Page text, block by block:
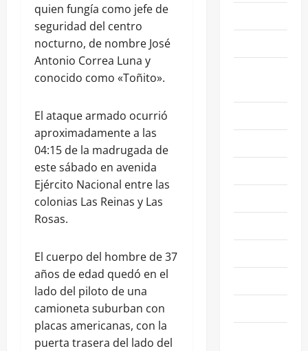
quien fungía como jefe de
seguridad del centro
nocturno, de nombre José
Antonio Correa Luna y
conocido como «Toñito».
El ataque armado ocurrió
aproximadamente a las
04:15 de la madrugada de
este sábado en avenida
Ejército Nacional entre las
colonias Las Reinas y Las
Rosas.
El cuerpo del hombre de 37
años de edad quedó en el
lado del piloto de una
camioneta suburban con
placas americanas, con la
puerta trasera del lado del